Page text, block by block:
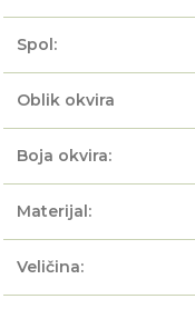
Spol:
Oblik okvira
Boja okvira:
Materijal:
Veličina: